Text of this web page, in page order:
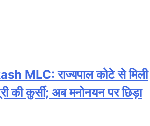
MLC: राज्यपाल कोटे से मिली
की कुर्सी; अब मनोनयन पर छिड़ा